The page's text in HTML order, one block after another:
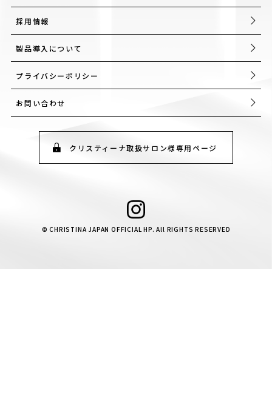
採用情報
製品導入について
プライバシーポリシー
お問い合わせ
クリスティーナ取扱サロン様専用ページ
© CHRISTINA JAPAN OFFICIAL HP. All RIGHTS RESERVED